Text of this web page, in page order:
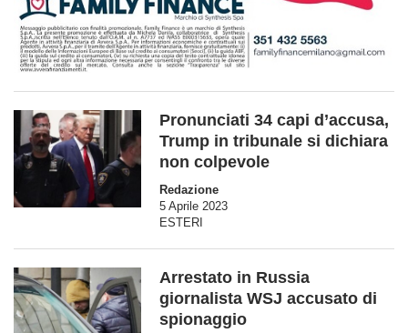
Pronunciati 34 capi d’accusa,
Trump in tribunale si dichiara
non colpevole
Redazione
5 Aprile 2023
ESTERI
Arrestato in Russia
giornalista WSJ accusato di
spionaggio